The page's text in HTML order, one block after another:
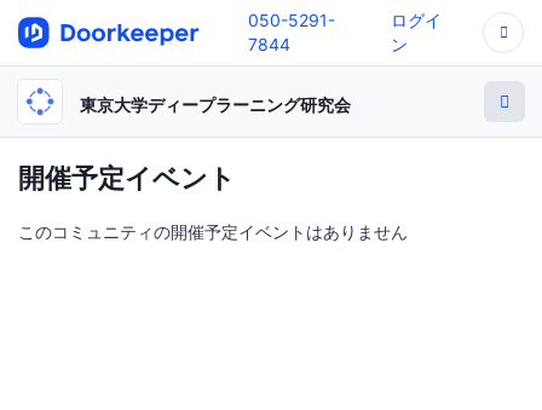
050-5291-
7844
ログイ
ン
東京大学ディープラーニング研究会
開催予定イベント
このコミュニティの開催予定イベントはありません